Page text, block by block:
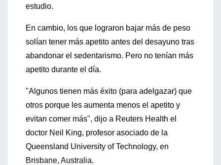
estudio.
En cambio, los que lograron bajar más de peso
solían tener más apetito antes del desayuno tras
abandonar el sedentarismo. Pero no tenían más
apetito durante el día.
"Algunos tienen más éxito (para adelgazar) que
otros porque les aumenta menos el apetito y
evitan comer más", dijo a Reuters Health el
doctor Neil King, profesor asociado de la
Queensland University of Technology, en
Brisbane, Australia.